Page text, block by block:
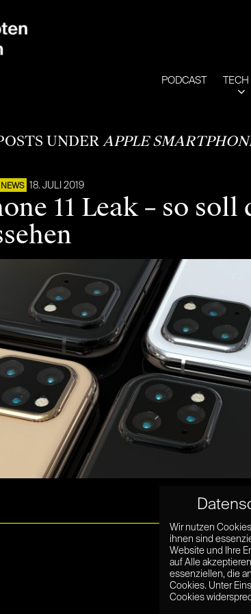
PODCAST TECH
UNDERAPPLE
NEWS 18. JULI 2019
11 Leak – so
Wir nutzen
ihnen sind
Website und Ihre
auf Alle
essenziellen, die
Cookies. Unter
Cookies